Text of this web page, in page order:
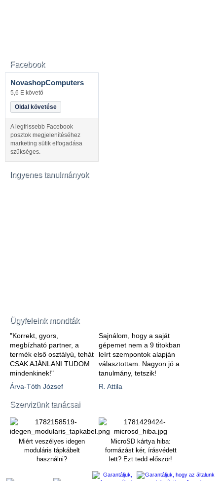
Facebook
NovashopComputers
5,6 E követő
Oldal követése
A legfrissebb Facebook
posztok megjelenítéséhez
marketing sütik elfogadása
szükséges.
Ingyenes tanulmányok
Ügyfeleink mondták
"Korrekt, gyors,
megbízható partner, a
termék első osztályú, tehát
CSAK AJÁNLANI TUDOM
mindenkinek!"
Árva-Tóth József
Sajnálom, hogy a saját
gépemet nem a 9 titokban
leírt szempontok alapján
választottam. Nagyon jó a
tanulmány, tetszik!
R. Attila
Szervizünk tanácsai
Miért veszélyes idegen
moduláris tápkábelt
használni?
MicroSD kártya hiba:
formázást kér, írásvédett
lett? Ezt tedd először!